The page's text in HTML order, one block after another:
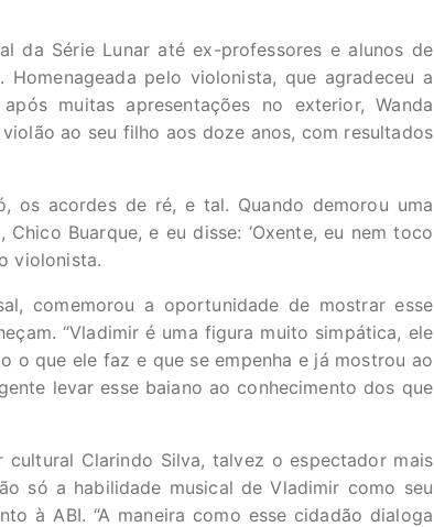
da Série Lunar até ex-professores e alunos de
pelo violonista, que agradeceu a
muitas apresentações no exterior, Wanda
ao seu filho aos doze anos, com resultados
os acordes de ré, e tal. Quando demorou uma
Buarque, e eu disse: ‘Oxente, eu nem toco
violonista.
comemorou a oportunidade de mostrar esse
“Vladimir é uma figura muito simpática, ele
o que ele faz e que se empenha e já mostrou ao
levar esse baiano ao conhecimento dos que
Clarindo Silva, talvez o espectador mais
só a habilidade musical de Vladimir como seu
à ABI. “A maneira como esse cidadão dialoga